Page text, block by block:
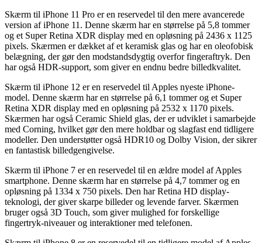
Skærm til iPhone 11 Pro er en reservedel til den mere avancerede
version af iPhone 11. Denne skærm har en størrelse på 5,8 tommer
og et Super Retina XDR display med en opløsning på 2436 x 1125
pixels. Skærmen er dækket af et keramisk glas og har en oleofobisk
belægning, der gør den modstandsdygtig overfor fingeraftryk. Den
har også HDR-support, som giver en endnu bedre billedkvalitet.
Skærm til iPhone 12 er en reservedel til Apples nyeste iPhone-
model. Denne skærm har en størrelse på 6,1 tommer og et Super
Retina XDR display med en opløsning på 2532 x 1170 pixels.
Skærmen har også Ceramic Shield glas, der er udviklet i samarbejde
med Corning, hvilket gør den mere holdbar og slagfast end tidligere
modeller. Den understøtter også HDR10 og Dolby Vision, der sikrer
en fantastisk billedgengivelse.
Skærm til iPhone 7 er en reservedel til en ældre model af Apples
smartphone. Denne skærm har en størrelse på 4,7 tommer og en
opløsning på 1334 x 750 pixels. Den har Retina HD display-
teknologi, der giver skarpe billeder og levende farver. Skærmen
bruger også 3D Touch, som giver mulighed for forskellige
fingertryk-niveauer og interaktioner med telefonen.